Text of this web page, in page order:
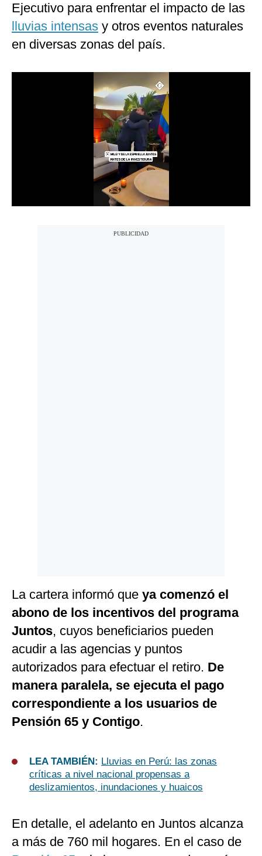
Club del Suscriptor
Mix
Ejecutivo para enfrentar el impacto de las
lluvias intensas y otros eventos naturales
en diversas zonas del país.
La cartera informó que ya comenzó el
abono de los incentivos del programa
Juntos, cuyos beneficiarios pueden
acudir a las agencias y puntos
autorizados para efectuar el retiro. De
manera paralela, se ejecuta el pago
correspondiente a los usuarios de
Pensión 65 y Contigo.
LEA TAMBIÉN: Lluvias en Perú: las zonas
críticas a nivel nacional propensas a
deslizamientos, inundaciones y huaicos
En detalle, el adelanto en Juntos alcanza
a más de 760 mil hogares. En el caso de